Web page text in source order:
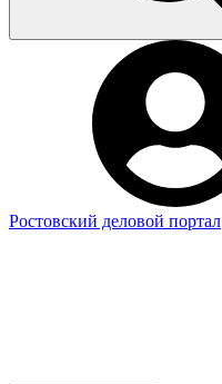
Ростовский деловой портал